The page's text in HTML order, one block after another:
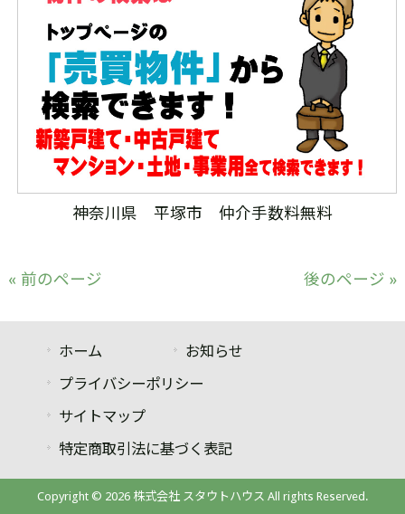
神奈川県 平塚市 仲介手数料無料
« 前のページ 後のページ »
ホーム
お知らせ
プライバシーポリシー
サイトマップ
特定商取引法に基づく表記
Copyright © 2026 株式会社 スタウトハウス All rights Reserved.